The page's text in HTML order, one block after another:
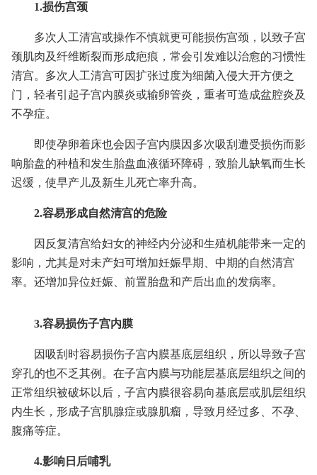
1.损伤宫颈
多次人工清宫或操作不慎就更可能损伤宫颈，以致子宫
颈肌肉及纤维断裂而形成疤痕，常会引发难以治愈的习惯性
清宫。多次人工清宫可因扩张过度为细菌入侵大开方便之
门，轻者引起子宫内膜炎或输卵管炎，重者可造成盆腔炎及
不孕症。
即使孕卵着床也会因子宫内膜因多次吸刮遭受损伤而影
响胎盘的种植和发生胎盘血液循环障碍，致胎儿缺氧而生长
迟缓，使早产儿及新生儿死亡率升高。
2.容易形成自然清宫的危险
因反复清宫给妇女的神经内分泌和生殖机能带来一定的
影响，尤其是对未产妇可增加妊娠早期、中期的自然清宫
率。还增加异位妊娠、前置胎盘和产后出血的发病率。
3.容易损伤子宫内膜
因吸刮时容易损伤子宫内膜基底层组织，所以导致子宫
穿孔的也不乏其例。在子宫内膜与功能层基底层组织之间的
正常组织被破坏以后，子宫内膜很容易向基底层或肌层组织
内生长，形成子宫肌腺症或腺肌瘤，导致月经过多、不孕、
腹痛等症。
4.影响日后哺乳